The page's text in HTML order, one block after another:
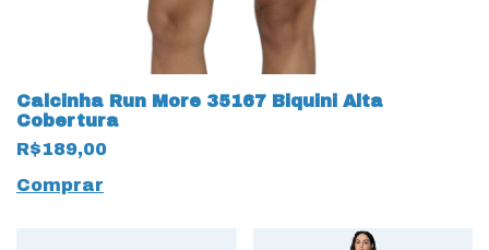
Calcinha Run More 35167 Biquini Alta
Cobertura
R$189,00
Comprar